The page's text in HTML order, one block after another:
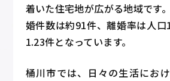
着いた住宅地が広がる地域です
婚件数は約91件、離婚率は人
1.23件となっています。
桶川市では、日々の生活にお